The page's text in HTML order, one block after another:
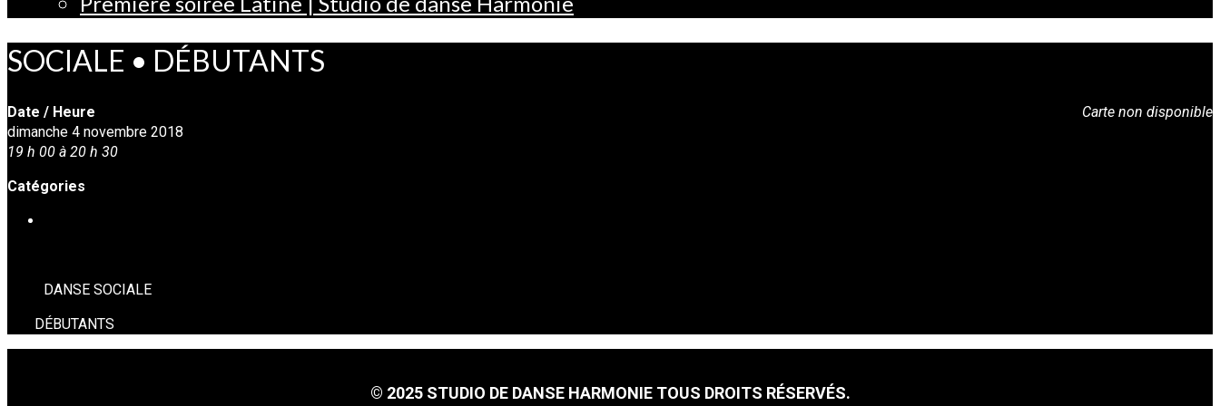
SOCIALE • DÉBUTANTS
Carte non disponible
Date / Heure
dimanche 4 novembre 2018
19 h 00 à 20 h 30
Catégories
DANSE SOCIALE
DÉBUTANTS
© 2025 STUDIO DE DANSE HARMONIE TOUS DROITS RÉSERVÉS.